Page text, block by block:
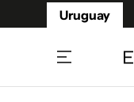
Uruguay